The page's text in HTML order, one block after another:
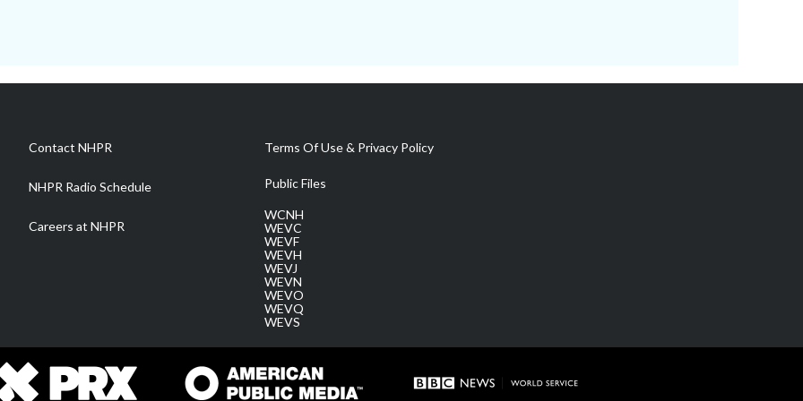
Contact NHPR
NHPR Radio Schedule
Careers at NHPR
Terms Of Use & Privacy Policy
Public Files
WCNH
WEVC
WEVF
WEVH
WEVJ
WEVN
WEVO
WEVQ
WEVS